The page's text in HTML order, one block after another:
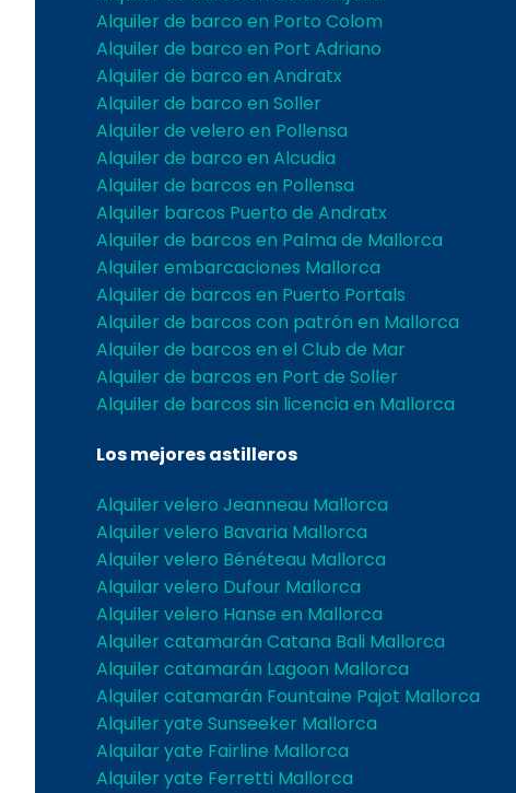
Alquiler de barco en Porto Colom
Alquiler de barco en Port Adriano
Alquiler de barco en Andratx
Alquiler de barco en Soller
Alquiler de velero en Pollensa
Alquiler de barco en Alcudia
Alquiler de barcos en Pollensa
Alquiler barcos Puerto de Andratx
Alquiler de barcos en Palma de Mallorca
Alquiler embarcaciones Mallorca
Alquiler de barcos en Puerto Portals
Alquiler de barcos con patrón en Mallorca
Alquiler de barcos en el Club de Mar
Alquiler de barcos en Port de Soller
Alquiler de barcos sin licencia en Mallorca
Los mejores astilleros
Alquiler velero Jeanneau Mallorca
Alquiler velero Bavaria Mallorca
Alquiler velero Bénéteau Mallorca
Alquilar velero Dufour Mallorca
Alquiler velero Hanse en Mallorca
Alquiler catamarán Catana Bali Mallorca
Alquiler catamarán Lagoon Mallorca
Alquiler catamarán Fountaine Pajot Mallorca
Alquiler yate Sunseeker Mallorca
Alquilar yate Fairline Mallorca
Alquiler yate Ferretti Mallorca